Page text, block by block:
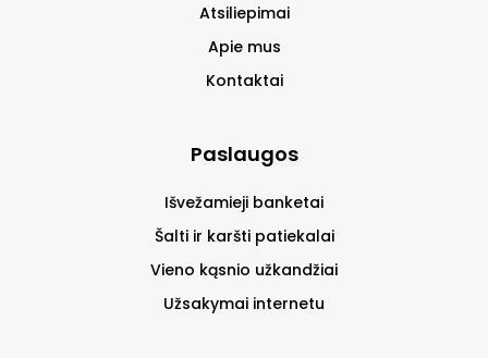
Atsiliepimai
Apie mus
Kontaktai
Paslaugos
Išvežamieji banketai
Šalti ir karšti patiekalai
Vieno kąsnio užkandžiai
Užsakymai internetu